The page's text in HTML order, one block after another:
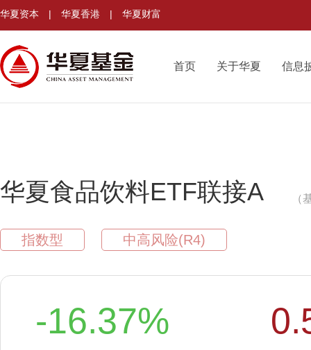
华夏资本 | 华夏香港 | 华夏财富
首页 关于华夏 信息
华夏食品饮料ETF联接A （
指数型 中高风险(R4)
-16.37%